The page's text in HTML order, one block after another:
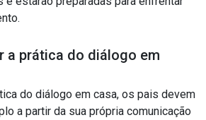
a prática do diálogo em
do diálogo em casa, os pais devem
a partir da sua própria comunicação